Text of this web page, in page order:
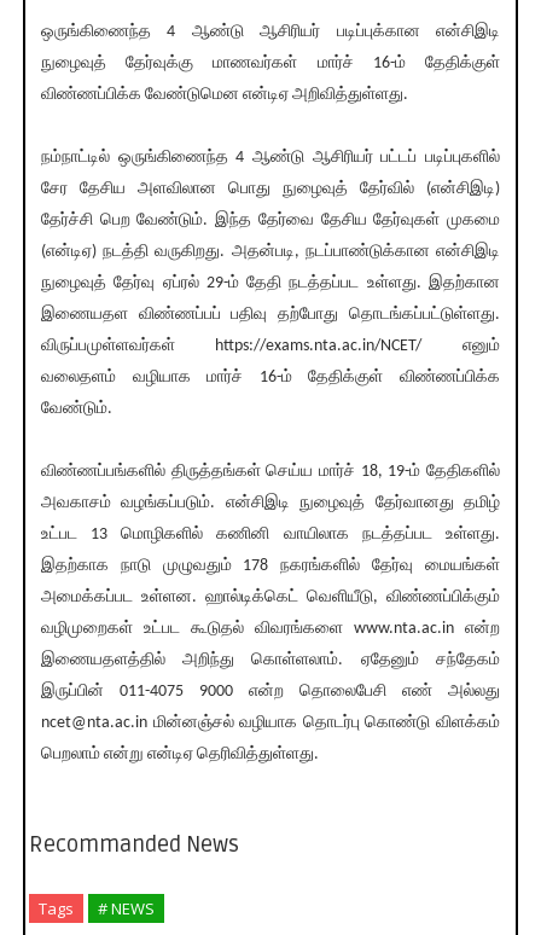
ஒருங்கிணைந்த 4 ஆண்டு ஆசிரியர் படிப்புக்கான என்சிஇடி
நுழைவுத் தேர்வுக்கு மாணவர்கள் மார்ச் 16-ம் தேதிக்குள்
விண்ணப்பிக்க வேண்டுமென என்டிஏ அறிவித்துள்ளது.
நம்நாட்டில் ஒருங்கிணைந்த 4 ஆண்டு ஆசிரியர் பட்டப் படிப்புகளில்
சேர தேசிய அளவிலான பொது நுழைவுத் தேர்வில் (என்சிஇடி)
தேர்ச்சி பெற வேண்டும். இந்த தேர்வை தேசிய தேர்வுகள் முகமை
(என்டிஏ) நடத்தி வருகிறது. அதன்படி, நடப்பாண்டுக்கான என்சிஇடி
நுழைவுத் தேர்வு ஏப்ரல் 29-ம் தேதி நடத்தப்பட உள்ளது. இதற்கான
இணையதள விண்ணப்பப் பதிவு தற்போது தொடங்கப்பட்டுள்ளது.
விருப்பமுள்ளவர்கள் https://exams.nta.ac.in/NCET/ எனும்
வலைதளம் வழியாக மார்ச் 16-ம் தேதிக்குள் விண்ணப்பிக்க
வேண்டும்.
விண்ணப்பங்களில் திருத்தங்கள் செய்ய மார்ச் 18, 19-ம் தேதிகளில்
அவகாசம் வழங்கப்படும். என்சிஇடி நுழைவுத் தேர்வானது தமிழ்
உட்பட 13 மொழிகளில் கணினி வாயிலாக நடத்தப்பட உள்ளது.
இதற்காக நாடு முழுவதும் 178 நகரங்களில் தேர்வு மையங்கள்
அமைக்கப்பட உள்ளன. ஹால்டிக்கெட் வெளியீடு, விண்ணப்பிக்கும்
வழிமுறைகள் உட்பட கூடுதல் விவரங்களை www.nta.ac.in என்ற
இணையதளத்தில் அறிந்து கொள்ளலாம். ஏதேனும் சந்தேகம்
இருப்பின் 011-4075 9000 என்ற தொலைபேசி எண் அல்லது
ncet@nta.ac.in மின்னஞ்சல் வழியாக தொடர்பு கொண்டு விளக்கம்
பெறலாம் என்று என்டிஏ தெரிவித்துள்ளது.
Recommanded News
Tags # NEWS